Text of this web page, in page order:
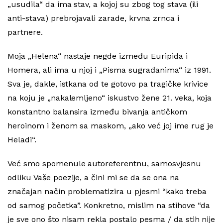
„usudila“ da ima stav, a kojoj su zbog tog stava (ili
anti-stava) prebrojavali zarade, krvna zrnca i
partnere.
Moja „Helena“ nastaje negde između Euripida i
Homera, ali ima u njoj i „Pisma sugrađanima“ iz 1991.
Sva je, dakle, istkana od te gotovo pa tragičke krivice
na koju je „nakalemljeno“ iskustvo žene 21. veka, koja
konstantno balansira između bivanja antičkom
heroinom i ženom sa maskom, „ako već joj ime rug je
Heladi“.
Već smo spomenule autoreferentnu, samosvjesnu
odliku Vaše poezije, a čini mi se da se ona na
značajan način problematizira u pjesmi “kako treba
od samog početka”. Konkretno, mislim na stihove “da
je sve ono što nisam rekla postalo pesma / da stih nije